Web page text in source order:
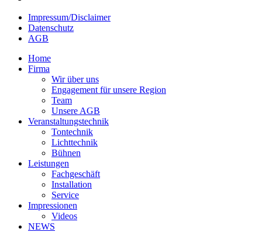
Impressum/Disclaimer
Datenschutz
AGB
Home
Firma
Wir über uns
Engagement für unsere Region
Team
Unsere AGB
Veranstaltungstechnik
Tontechnik
Lichttechnik
Bühnen
Leistungen
Fachgeschäft
Installation
Service
Impressionen
Videos
NEWS